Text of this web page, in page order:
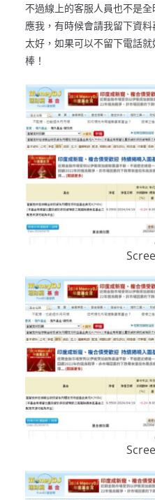
不過線上的客服人員也不是
應我，有時候會請我留下資
太好，如果可以不留下電話
棒！